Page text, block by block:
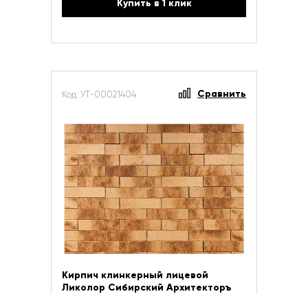
Купить в 1 клик
Код: УТ-00021404 Сравнить
Кирпич клинкерный лицевой
Ликолор Сибирский Архитекторъ